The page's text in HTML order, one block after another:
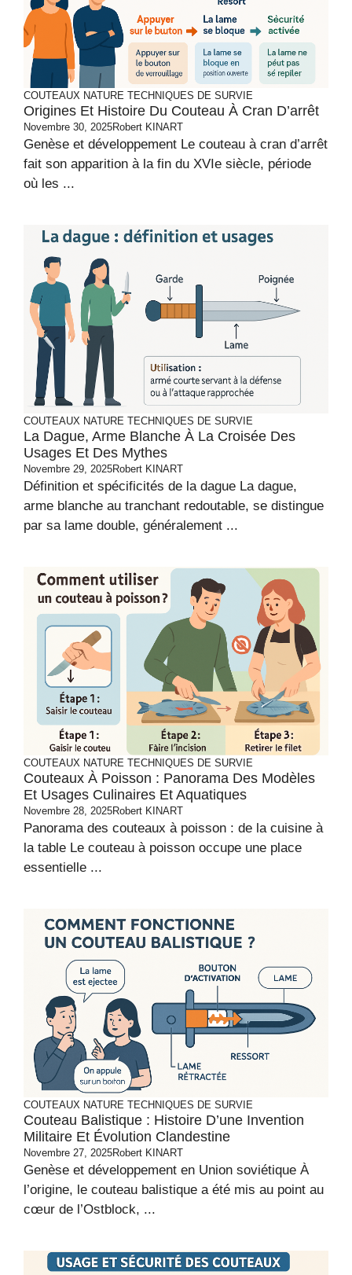
COUTEAUX NATURE TECHNIQUES DE SURVIE
Origines Et Histoire Du Couteau À Cran D’arrêt
Novembre 30, 2025Robert KINART
Genèse et développement Le couteau à cran d’arrêt
fait son apparition à la fin du XVIe siècle, période
où les ...
COUTEAUX NATURE TECHNIQUES DE SURVIE
La Dague, Arme Blanche À La Croisée Des
Usages Et Des Mythes
Novembre 29, 2025Robert KINART
Définition et spécificités de la dague La dague,
arme blanche au tranchant redoutable, se distingue
par sa lame double, généralement ...
COUTEAUX NATURE TECHNIQUES DE SURVIE
Couteaux À Poisson : Panorama Des Modèles
Et Usages Culinaires Et Aquatiques
Novembre 28, 2025Robert KINART
Panorama des couteaux à poisson : de la cuisine à
la table Le couteau à poisson occupe une place
essentielle ...
COUTEAUX NATURE TECHNIQUES DE SURVIE
Couteau Balistique : Histoire D’une Invention
Militaire Et Évolution Clandestine
Novembre 27, 2025Robert KINART
Genèse et développement en Union soviétique À
l’origine, le couteau balistique a été mis au point au
cœur de l’Ostblock, ...